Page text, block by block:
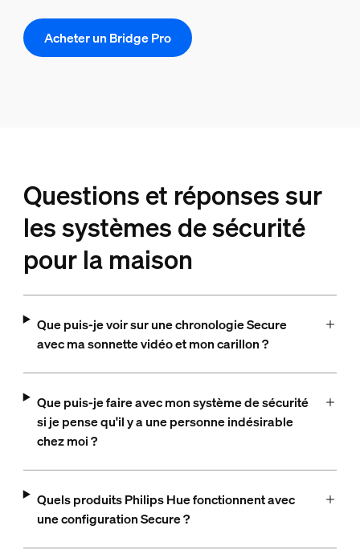
Acheter un Bridge Pro
Questions et réponses sur
les systèmes de sécurité
pour la maison
Que puis-je voir sur une chronologie Secure
avec ma sonnette vidéo et mon carillon ?
Que puis-je faire avec mon système de sécurité
si je pense qu'il y a une personne indésirable
chez moi ?
Quels produits Philips Hue fonctionnent avec
une configuration Secure ?